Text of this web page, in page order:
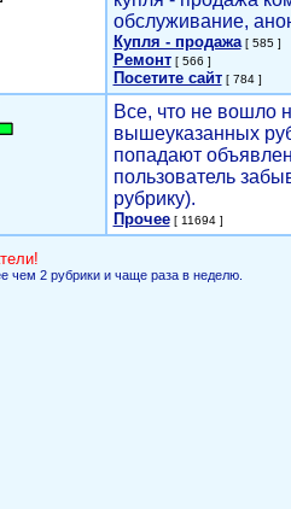
обслуживание,
Купля - продажа[ 585 ]
Ремонт[ 566 ]
Посетите сайт[ 784 ]
Все, что не вошло
вышеуказанных
попадают
пользователь
рубрику).
Прочее[ 11694 ]
чем 2 рубрики и чаще раза в неделю.